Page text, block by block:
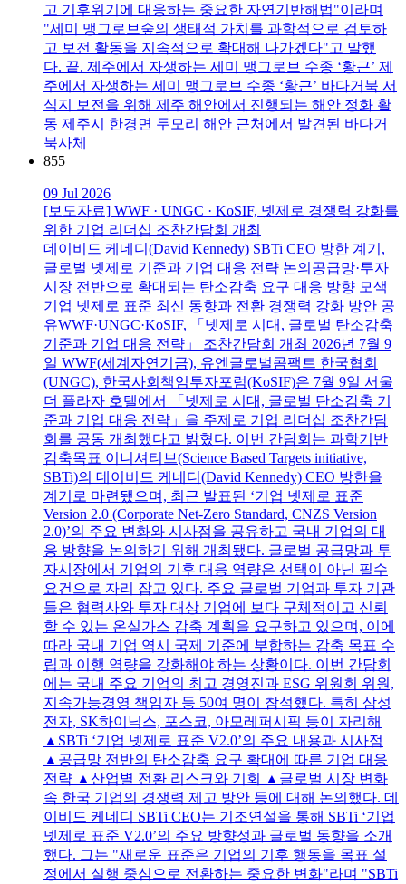
고 기후위기에 대응하는 중요한 자연기반해법"이라며
"세미 맹그로브숲의 생태적 가치를 과학적으로 검토하
고 보전 활동을 지속적으로 확대해 나가겠다"고 말했
다. 끝. 제주에서 자생하는 세미 맹그로브 수종 ‘황근’ 제
주에서 자생하는 세미 맹그로브 수종 ‘황근’ 바다거북 서
식지 보전을 위해 제주 해안에서 진행되는 해안 정화 활
동 제주시 한경면 두모리 해안 근처에서 발견된 바다거
북사체
855
09 Jul 2026
[보도자료] WWF · UNGC · KoSIF, 넷제로 경쟁력 강화를
위한 기업 리더십 조찬간담회 개최
데이비드 케네디(David Kennedy) SBTi CEO 방한 계기,
글로벌 넷제로 기준과 기업 대응 전략 논의공급망·투자
시장 전반으로 확대되는 탄소감축 요구 대응 방향 모색
기업 넷제로 표준 최신 동향과 전환 경쟁력 강화 방안 공
유WWF·UNGC·KoSIF, 「넷제로 시대, 글로벌 탄소감축
기준과 기업 대응 전략」 조찬간담회 개최 2026년 7월 9
일 WWF(세계자연기금), 유엔글로벌콤팩트 한국협회
(UNGC), 한국사회책임투자포럼(KoSIF)은 7월 9일 서울
더 플라자 호텔에서 「넷제로 시대, 글로벌 탄소감축 기
준과 기업 대응 전략」을 주제로 기업 리더십 조찬간담
회를 공동 개최했다고 밝혔다. 이번 간담회는 과학기반
감축목표 이니셔티브(Science Based Targets initiative,
SBTi)의 데이비드 케네디(David Kennedy) CEO 방한을
계기로 마련됐으며, 최근 발표된 ‘기업 넷제로 표준
Version 2.0 (Corporate Net-Zero Standard, CNZS Version
2.0)’의 주요 변화와 시사점을 공유하고 국내 기업의 대
응 방향을 논의하기 위해 개최됐다. 글로벌 공급망과 투
자시장에서 기업의 기후 대응 역량은 선택이 아닌 필수
요건으로 자리 잡고 있다. 주요 글로벌 기업과 투자 기관
들은 협력사와 투자 대상 기업에 보다 구체적이고 신뢰
할 수 있는 온실가스 감축 계획을 요구하고 있으며, 이에
따라 국내 기업 역시 국제 기준에 부합하는 감축 목표 수
립과 이행 역량을 강화해야 하는 상황이다. 이번 간담회
에는 국내 주요 기업의 최고 경영진과 ESG 위원회 위원,
지속가능경영 책임자 등 50여 명이 참석했다. 특히 삼성
전자, SK하이닉스, 포스코, 아모레퍼시픽 등이 자리해
▲SBTi ‘기업 넷제로 표준 V2.0’의 주요 내용과 시사점
▲공급망 전반의 탄소감축 요구 확대에 따른 기업 대응
전략 ▲산업별 전환 리스크와 기회 ▲글로벌 시장 변화
속 한국 기업의 경쟁력 제고 방안 등에 대해 논의했다. 데
이비드 케네디 SBTi CEO는 기조연설을 통해 SBTi ‘기업
넷제로 표준 V2.0’의 주요 방향성과 글로벌 동향을 소개
했다. 그는 "새로운 표준은 기업의 기후 행동을 목표 설
정에서 실행 중심으로 전환하는 중요한 변화"라며 "SBTi